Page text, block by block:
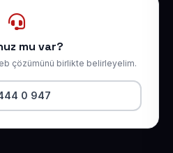
mu var?
çözümünü birlikte belirleyelim.
0 947